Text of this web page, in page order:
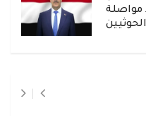
مواصلة